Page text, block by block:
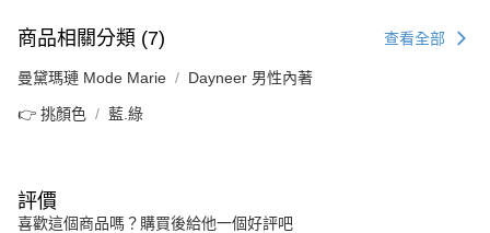
商品相關分類 (7) 查看全部
曼黛瑪璉 Mode Marie Dayneer 男性內著
👉 挑顏色 藍.綠
評價
喜歡這個商品嗎？購買後給他一個好評吧